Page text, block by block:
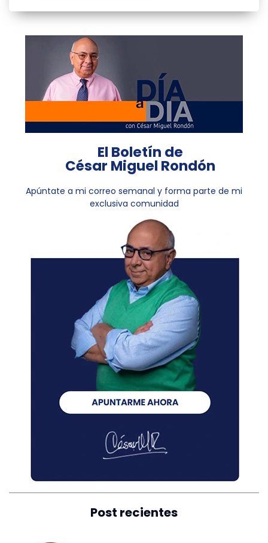
El Boletín de
César Miguel Rondón
Apúntate a mi correo semanal y forma parte de mi
exclusiva comunidad
Post recientes